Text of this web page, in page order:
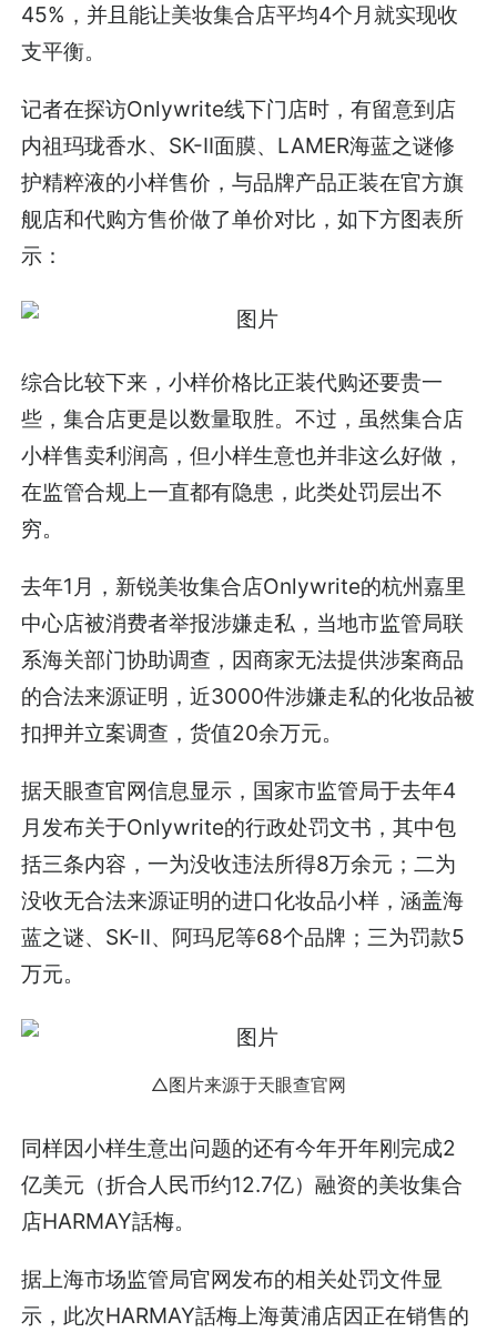
45%，并且能让美妆集合店平均4个月就实现收
支平衡。
记者在探访Onlywrite线下门店时，有留意到店
内祖玛珑香水、SK-II面膜、LAMER海蓝之谜修
护精粹液的小样售价，与品牌产品正装在官方旗
舰店和代购方售价做了单价对比，如下方图表所
示：
综合比较下来，小样价格比正装代购还要贵一
些，集合店更是以数量取胜。不过，虽然集合店
小样售卖利润高，但小样生意也并非这么好做，
在监管合规上一直都有隐患，此类处罚层出不
穷。
去年1月，新锐美妆集合店Onlywrite的杭州嘉里
中心店被消费者举报涉嫌走私，当地市监管局联
系海关部门协助调查，因商家无法提供涉案商品
的合法来源证明，近3000件涉嫌走私的化妆品被
扣押并立案调查，货值20余万元。
据天眼查官网信息显示，国家市监管局于去年4
月发布关于Onlywrite的行政处罚文书，其中包
括三条内容，一为没收违法所得8万余元；二为
没收无合法来源证明的进口化妆品小样，涵盖海
蓝之谜、SK-II、阿玛尼等68个品牌；三为罚款5
万元。
△图片来源于天眼查官网
同样因小样生意出问题的还有今年开年刚完成2
亿美元（折合人民币约12.7亿）融资的美妆集合
店HARMAY話梅。
据上海市场监管局官网发布的相关处罚文件显
示，此次HARMAY話梅上海黄浦店因正在销售的